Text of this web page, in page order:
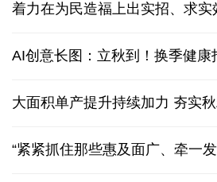
着力在为民造福上出实招、求实
AI创意长图：立秋到！换季健康
大面积单产提升持续加力 夯实
“紧紧抓住那些惠及面广、牵一